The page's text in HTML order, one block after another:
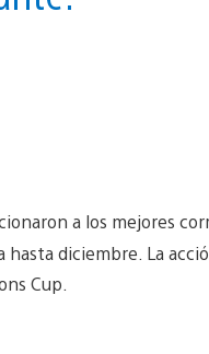
a los mejores
diciembre. La
Cup.